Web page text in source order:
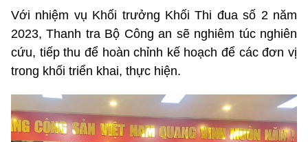
Với nhiệm vụ Khối trưởng Khối Thi đua số 2 năm
2023, Thanh tra Bộ Công an sẽ nghiêm túc nghiên
cứu, tiếp thu để hoàn chỉnh kế hoạch để các đơn vị
trong khối triển khai, thực hiện.